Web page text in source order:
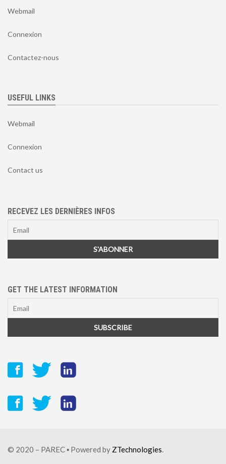
Webmail
Connexion
Contactez-nous
USEFUL LINKS
Webmail
Connexion
Contact us
RECEVEZ LES DERNIÈRES INFOS
GET THE LATEST INFORMATION
© 2020 – PAREC ▪ Powered by ZTechnologies.